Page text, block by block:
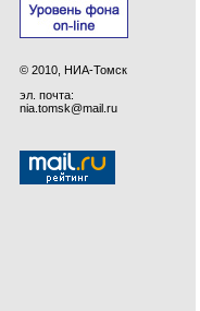
© 2010, НИА-Томск
эл. почта:
nia.tomsk@mail.ru